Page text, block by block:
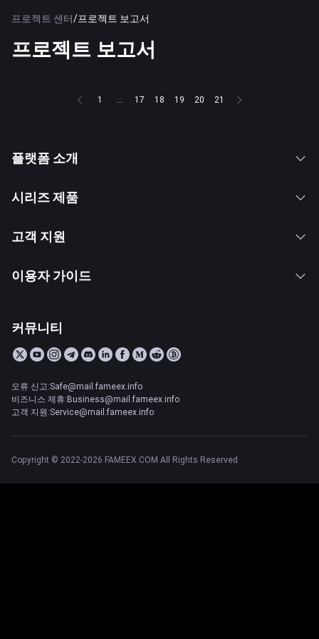
프로젝트 센터/프로젝트 보고서
프로젝트 보고서
1 ... 17 18 19 20 21
플랫폼 소개
시리즈 제품
고객 지원
이용자 가이드
커뮤니티
오류 신고:Safe@mail.fameex.info
비즈니스 제휴:Business@mail.fameex.info
고객 지원:Service@mail.fameex.info
Copyright © 2022-2026 FAMEEX.COM All Rights Reserved